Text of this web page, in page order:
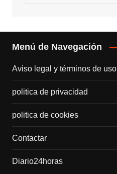
Menú de Navegación
Aviso legal y términos de uso
politica de privacidad
politica de cookies
Contactar
Diario24horas